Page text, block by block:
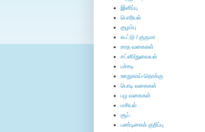
இனிப்பு
பொரியல்
குழம்பு
கூட்டு / குருமா
சாத வகைகள்
சட்னி/துவையல்
பச்சடி
ஊறுகாய்-தொக்கு
பொடி வகைகள்
பழ வகைகள்
மசியல்
சூப்
பண்டிகைக் குறிப்பு